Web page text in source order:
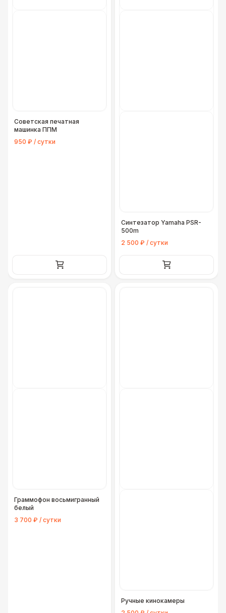
Советская печатная
машинка ППМ
950 ₽ / сутки
Синтезатор Yamaha PSR-
500m
2 500 ₽ / сутки
Граммофон восьмигранный
белый
3 700 ₽ / сутки
Ручные кинокамеры